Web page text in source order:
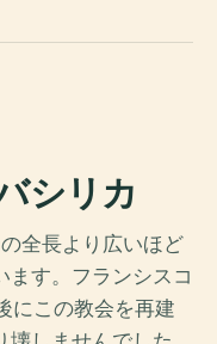
シリカ
全長より広いほど
す。フランシスコ
にこの教会を再建